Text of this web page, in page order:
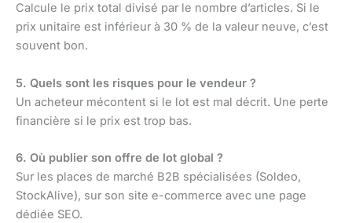
Calcule le prix total divisé par le nombre d’articles. Si le
prix unitaire est inférieur à 30 % de la valeur neuve, c’est
souvent bon.
5. Quels sont les risques pour le vendeur ?
Un acheteur mécontent si le lot est mal décrit. Une perte
financière si le prix est trop bas.
6. Où publier son offre de lot global ?
Sur les places de marché B2B spécialisées (Soldeo,
StockAlive), sur son site e-commerce avec une page
dédiée SEO.